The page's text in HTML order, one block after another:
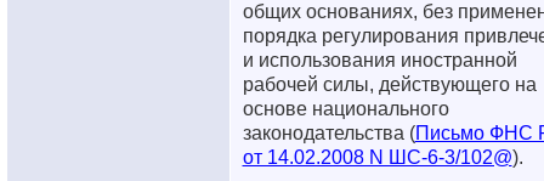
общих основаниях, без
порядка регулирования
и использования иностранной
рабочей силы, действующего на
основе национального
законодательства (Письмо ФНС
от 14.02.2008 N ШС-6-3/102@).